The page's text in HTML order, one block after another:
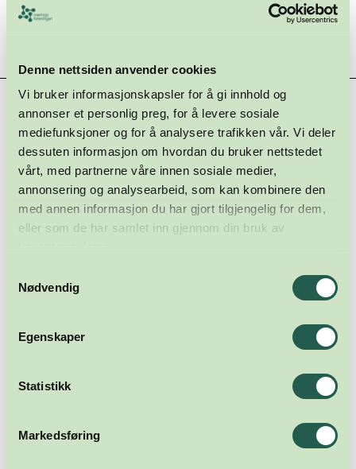
Denne nettsiden anvender cookies
Vi bruker informasjonskapsler for å gi innhold og
annonser et personlig preg, for å levere sosiale
mediefunksjoner og for å analysere trafikken vår. Vi deler
dessuten informasjon om hvordan du bruker nettstedet
vårt, med partnerne våre innen sosiale medier,
annonsering og analysearbeid, som kan kombinere den
med annen informasjon du har gjort tilgjengelig for dem,
eller som de har samlet inn gjennom din bruk av
Nødvendig
Egenskaper
Statistikk
Markedsføring
Hovedsamarbeidspartnere